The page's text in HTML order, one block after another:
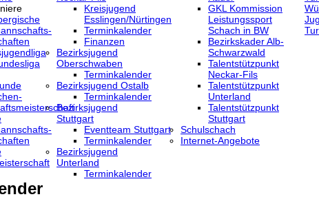
Kreisjugend
‎Esslingen/Nürtingen
Terminkalender
Finanzen
Bezirksjugend
Oberschwaben
Terminkalender
Bezirksjugend Ostalb
Terminkalender
Bezirksjugend
Stuttgart
‎Eventteam Stuttgart
Terminkalender
Bezirksjugend
Unterland
Terminkalender
GKL Kommission
Leistungssport
Schach in BW
Bezirkskader Alb-
Schwarzwald
Talentstützpunkt
Neckar-Fils
Talentstützpunkt
Unterland
Talentstützpunkt
Stuttgart
Schulschach
Internet-Angebote